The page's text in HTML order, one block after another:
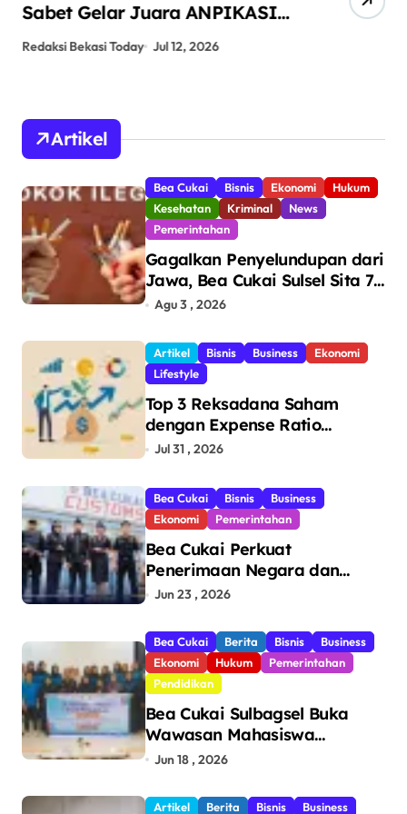
Sabet Gelar Juara ANPIKASI
Redaksi Bekasi Today Jul 12, 2026
Artikel
Bea Cukai Bisnis Ekonomi
Hukum
Kesehatan
Kriminal
News
Pemerintahan
Gagalkan Penyelundupan dari
Jawa, Bea Cukai Sulsel Sita 7,8
Juta Batang Rokok Ilegal
Makassar
Agu 3 , 2026
Artikel Bisnis Business
Ekonomi
Lifestyle
Top 3 Reksadana Saham
dengan Expense Ratio
Terendah
Jul 31 , 2026
Bea Cukai Bisnis
Business
Ekonomi
Pemerintahan
Bea Cukai Perkuat
Penerimaan Negara dan
Pengawasan, Setor Rp123,8
Jun 23 , 2026
Bea Cukai Berita Bisnis
Business
Ekonomi
Hukum
Pemerintahan
Pendidikan
Bea Cukai Sulbagsel Buka
Wawasan Mahasiswa
Politeknik Bosowa tentang
dan Pencegahan Barang
Jun 18 , 2026
Artikel Berita Bisnis Business